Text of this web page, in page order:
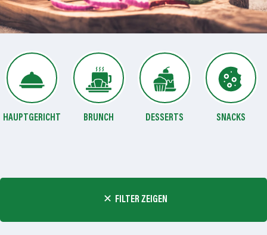
HAUPTGERICHT BRUNCH DESSERTS SNACKS
FILTER ZEIGEN